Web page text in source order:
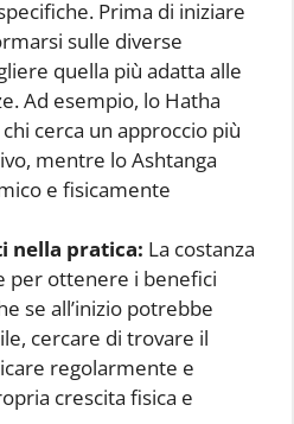
Prima di iniziare
sulle diverse
quella più adatta alle
Ad esempio, lo Hatha
cerca un approccio più
mentre lo Ashtanga
e fisicamente
nella pratica: La costanza
per ottenere i benefici
se all’inizio potrebbe
cercare di trovare il
regolarmente e
crescita fisica e